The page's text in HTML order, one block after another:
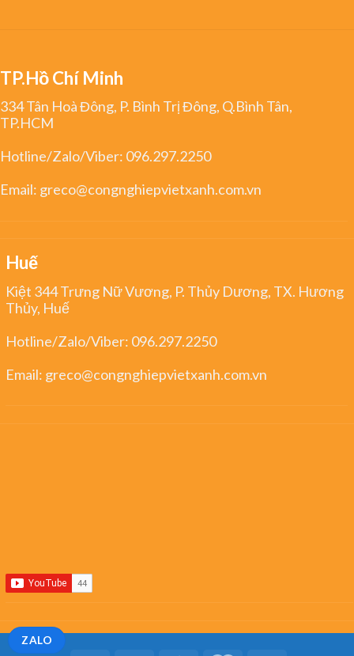
ZALO
TP.Hồ Chí Minh
334 Tân Hoà Đông, P. Bình Trị Đông, Q.Bình Tân,
TP.HCM
Hotline/Zalo/Viber: 096.297.2250
Email: greco@congnghiepvietxanh.com.vn
Huế
Kiệt 344 Trưng Nữ Vương, P. Thủy Dương, TX. Hương
Thủy, Huế
Hotline/Zalo/Viber: 096.297.2250
Email: greco@congnghiepvietxanh.com.vn